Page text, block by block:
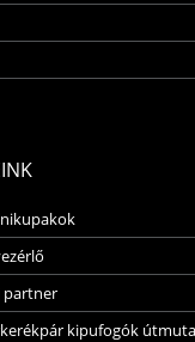
partner
kipufogók